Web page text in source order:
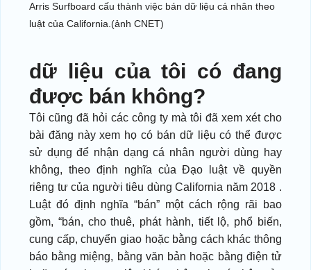
Arris Surfboard cấu thành việc bán dữ liệu cá nhân theo
luật của California.(ảnh CNET)
dữ liệu của tôi có đang
được bán không?
Tôi cũng đã hỏi các công ty mà tôi đã xem xét cho
bài đăng này xem họ có bán dữ liệu có thể được
sử dụng để nhận dạng cá nhân người dùng hay
không, theo định nghĩa của Đạo luật về quyền
riêng tư của người tiêu dùng California năm 2018 .
Luật đó định nghĩa “bán” một cách rộng rãi bao
gồm, “bán, cho thuê, phát hành, tiết lộ, phổ biến,
cung cấp, chuyển giao hoặc bằng cách khác thông
báo bằng miệng, bằng văn bản hoặc bằng điện tử